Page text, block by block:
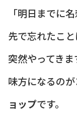
「明日までに
先で忘れたこ
突然やってき
味方になるのが
ョップです。